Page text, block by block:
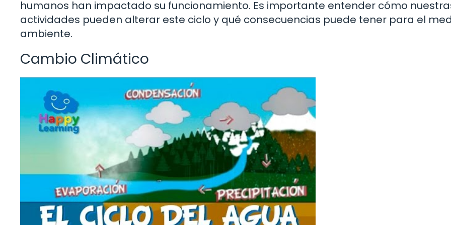
humanos han impactado su funcionamiento. Es importante entender cómo
actividades pueden alterar este ciclo y qué consecuencias puede tener para el
ambiente.
Cambio Climático